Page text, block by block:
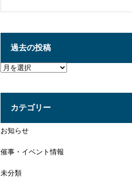
過去の投稿
過
去
稿
カテゴリー
お知らせ
催事・イベント情報
未分類